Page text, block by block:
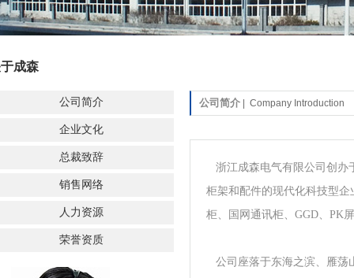
成森
公司简介
企业文化
总裁致辞
销售网络
人力资源
荣誉资质
公司简介 | Company Introduction
浙江成森电气有限公司创办
柜架和配件的现代化科技型
柜、国网通讯柜、GGD、PK
公司座落于东海之滨、雁荡